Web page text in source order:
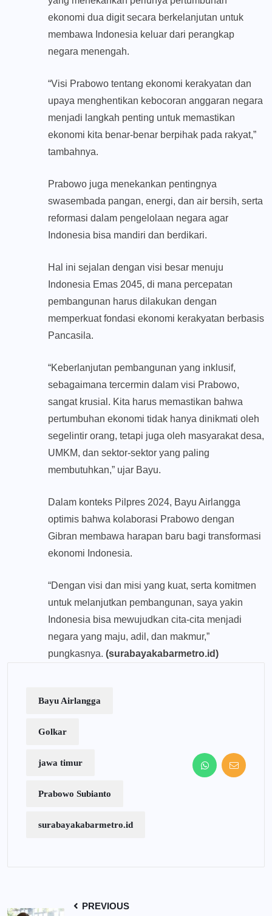
ekonomi dua digit secara berkelanjutan untuk
membawa Indonesia keluar dari perangkap
negara menengah.
“Visi Prabowo tentang ekonomi kerakyatan dan
upaya menghentikan kebocoran anggaran negara
menjadi langkah penting untuk memastikan
ekonomi kita benar-benar berpihak pada rakyat,”
tambahnya.
Prabowo juga menekankan pentingnya
swasembada pangan, energi, dan air bersih, serta
reformasi dalam pengelolaan negara agar
Indonesia bisa mandiri dan berdikari.
Hal ini sejalan dengan visi besar menuju
Indonesia Emas 2045, di mana percepatan
pembangunan harus dilakukan dengan
memperkuat fondasi ekonomi kerakyatan berbasis
Pancasila.
“Keberlanjutan pembangunan yang inklusif,
sebagaimana tercermin dalam visi Prabowo,
sangat krusial. Kita harus memastikan bahwa
pertumbuhan ekonomi tidak hanya dinikmati oleh
segelintir orang, tetapi juga oleh masyarakat desa,
UMKM, dan sektor-sektor yang paling
membutuhkan,” ujar Bayu.
Dalam konteks Pilpres 2024, Bayu Airlangga
optimis bahwa kolaborasi Prabowo dengan
Gibran membawa harapan baru bagi transformasi
ekonomi Indonesia.
“Dengan visi dan misi yang kuat, serta komitmen
untuk melanjutkan pembangunan, saya yakin
Indonesia bisa mewujudkan cita-cita menjadi
negara yang maju, adil, dan makmur,”
pungkasnya. (surabayakabarmetro.id)
Bayu Airlangga
Golkar
jawa timur
Prabowo Subianto
surabayakabarmetro.id
PREVIOUS